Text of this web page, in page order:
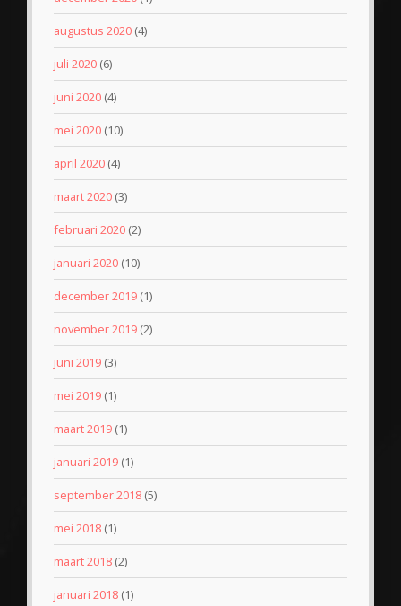
augustus 2020 (4)
juli 2020 (6)
juni 2020 (4)
mei 2020 (10)
april 2020 (4)
maart 2020 (3)
februari 2020 (2)
januari 2020 (10)
december 2019 (1)
november 2019 (2)
juni 2019 (3)
mei 2019 (1)
maart 2019 (1)
januari 2019 (1)
september 2018 (5)
mei 2018 (1)
maart 2018 (2)
januari 2018 (1)